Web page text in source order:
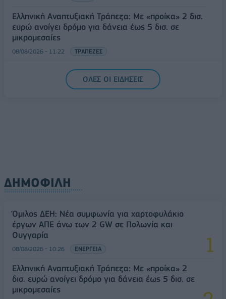
Ελληνική Αναπτυξιακή Τράπεζα: Με «προίκα» 2 δισ.
ευρώ ανοίγει δρόμο για δάνεια έως 5 δισ. σε
μικρομεσαίες
08/08/2026 - 11:22 ΤΡΑΠΕΖΕΣ
5G παντού, 6G στον ορίζοντα: Πού βρίσκεται η
Ελλάδα στη μεγάλη τεχνολογική μετάβαση
ΟΛΕΣ ΟΙ ΕΙΔΗΣΕΙΣ
ΔΗΜΟΦΙΛΗ
Όμιλος ΔΕΗ: Νέα συμφωνία για χαρτοφυλάκιο
έργων ΑΠΕ άνω των 2 GW σε Πολωνία και
Ουγγαρία
08/08/2026 - 10:26 ΕΝΕΡΓΕΙΑ
Ελληνική Αναπτυξιακή Τράπεζα: Με «προίκα» 2
δισ. ευρώ ανοίγει δρόμο για δάνεια έως 5 δισ. σε
μικρομεσαίες